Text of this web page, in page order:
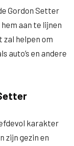
Gordon Setter
aan te lijnen
zal helpen om
auto’s en andere
karakter
zijn gezin en